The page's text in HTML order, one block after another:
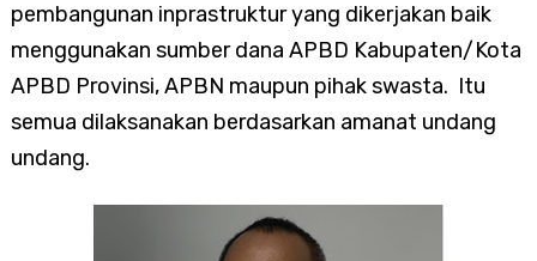
pembangunan inprastruktur yang dikerjakan baik
menggunakan sumber dana APBD Kabupaten/Kota
APBD Provinsi, APBN maupun pihak swasta. Itu
semua dilaksanakan berdasarkan amanat undang
undang.